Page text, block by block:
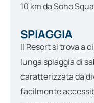
10 km da Soho
SPIAGGIA
Il Resort si trova a
lunga spiaggia di
caratterizzata da
facilmente